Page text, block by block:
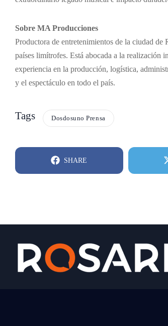
Sobre MA Producciones
Productora de entretenimientos de la ciudad
países limítrofes. Está abocada a la realización
experiencia en la producción, logística,
y el espectáculo en todo el país.
Tags Dosdosuno Prensa
SHARE